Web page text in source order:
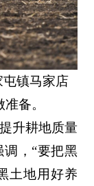
镇马家店
备。
升耕地质量
，“要把黑
土地用好养